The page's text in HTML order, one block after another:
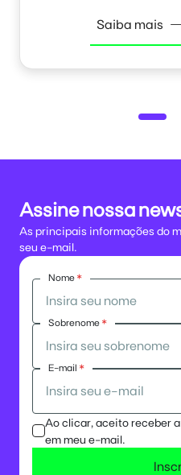
Saiba mais
Assine nossa
As principais informações do
seu e-mail.
Nome *
Sobrenome *
E-mail *
Ao clicar, aceito receber
em meu e-mail.